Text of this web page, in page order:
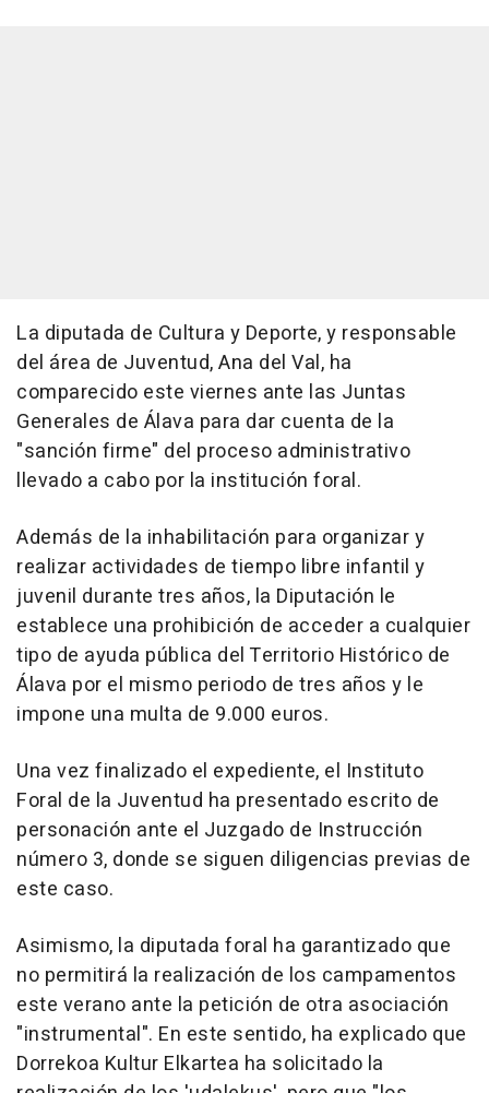
La diputada de Cultura y Deporte, y responsable
del área de Juventud, Ana del Val, ha
comparecido este viernes ante las Juntas
Generales de Álava para dar cuenta de la
"sanción firme" del proceso administrativo
llevado a cabo por la institución foral.
Además de la inhabilitación para organizar y
realizar actividades de tiempo libre infantil y
juvenil durante tres años, la Diputación le
establece una prohibición de acceder a cualquier
tipo de ayuda pública del Territorio Histórico de
Álava por el mismo periodo de tres años y le
impone una multa de 9.000 euros.
Una vez finalizado el expediente, el Instituto
Foral de la Juventud ha presentado escrito de
personación ante el Juzgado de Instrucción
número 3, donde se siguen diligencias previas de
este caso.
Asimismo, la diputada foral ha garantizado que
no permitirá la realización de los campamentos
este verano ante la petición de otra asociación
"instrumental". En este sentido, ha explicado que
Dorrekoa Kultur Elkartea ha solicitado la